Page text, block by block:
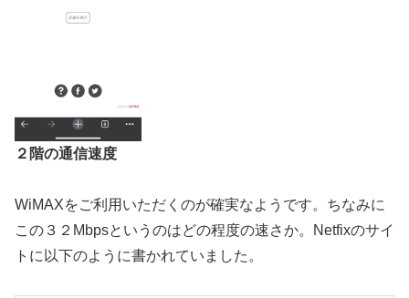
２階の通信速度
WiMAXをご利用いただくのが確実なようです。ちなみに
この３２Mbpsというのはどの程度の速さか。Netfixのサイ
トに以下のように書かれていました。